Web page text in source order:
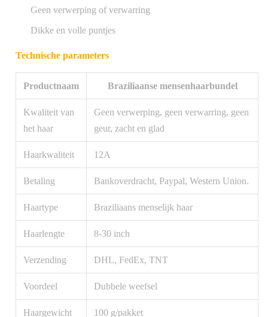
Geen verwerping of verwarring
Dikke en volle puntjes
Technische parameters
Productnaam Braziliaanse mensenhaarbundel
Kwaliteit van
het haar
Geen verwerping, geen verwarring, geen
geur, zacht en glad
Haarkwaliteit 12A
Betaling Bankoverdracht, Paypal, Western Union.
Haartype Braziliaans menselijk haar
Haarlengte 8-30 inch
Verzending DHL, FedEx, TNT
Voordeel Dubbele weefsel
Haargewicht 100 g/pakket